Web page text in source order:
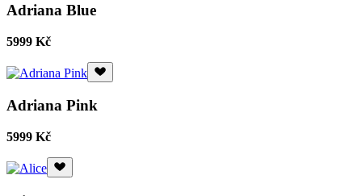
Adriana Blue
5999 Kč
Adriana Pink
5999 Kč